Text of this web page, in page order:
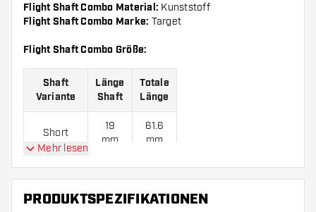
Flight Shaft Combo Material: Kunststoff
Flight Shaft Combo Marke: Target
Flight Shaft Combo Größe:
Shaft
Variante
Länge
Shaft
Totale
Länge
Short
19
mm
61.6
mm
26
mm
68.6
mm
Mehr lesen
PRODUKTSPEZIFIKATIONEN